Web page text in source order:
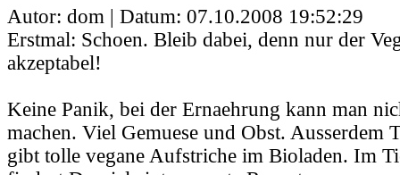
Autor: dom | Datum: 07.10.2008 19:52:29
Erstmal: Schoen. Bleib dabei, denn nur der
akzeptabel!
Keine Panik, bei der Ernaehrung kann man
machen. Viel Gemuese und Obst. Ausserdem
gibt tolle vegane Aufstriche im Bioladen. Im